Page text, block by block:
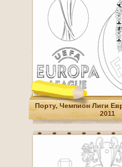
Порту, Чемпион Лиги
2011